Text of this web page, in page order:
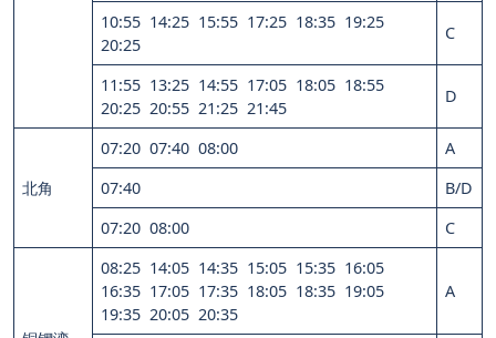
10:55 14:25 15:55 17:25 18:35 19:25
20:25
C
11:55 13:25 14:55 17:05 18:05 18:55
20:25 20:55 21:25 21:45
D
北角
07:20 07:40 08:00
A
07:40
B/D
07:20 08:00
C
08:25 14:05 14:35 15:05 15:35 16:05
16:35 17:05 17:35 18:05 18:35 19:05
19:35 20:05 20:35
A